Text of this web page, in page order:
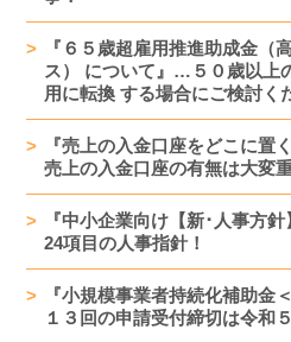
『６５歳超雇用推進助成金（
ス） について』…５０歳以上
用に転換 する場合にご検討く
『売上の入金口座をどこに
売上の入金口座の有無は大変
『中小企業向け【新･人事方
24項目の人事指針！
『小規模事業者持続化補助
１３回の申請受付締切は令和